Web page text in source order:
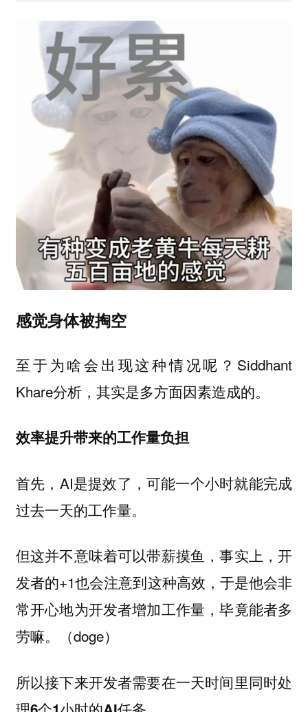
感觉身体被掏空
至于为啥会出现这种情况呢？Siddhant
Khare分析，其实是多方面因素造成的。
效率提升带来的工作量负担
首先，AI是提效了，可能一个小时就能完成
过去一天的工作量。
但这并不意味着可以带薪摸鱼，事实上，开
发者的+1也会注意到这种高效，于是他会非
常开心地为开发者增加工作量，毕竟能者多
劳嘛。（doge）
所以接下来开发者需要在一天时间里同时处